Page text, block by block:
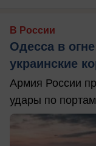
В России
Одесса в
украинские
Армия России
удары по